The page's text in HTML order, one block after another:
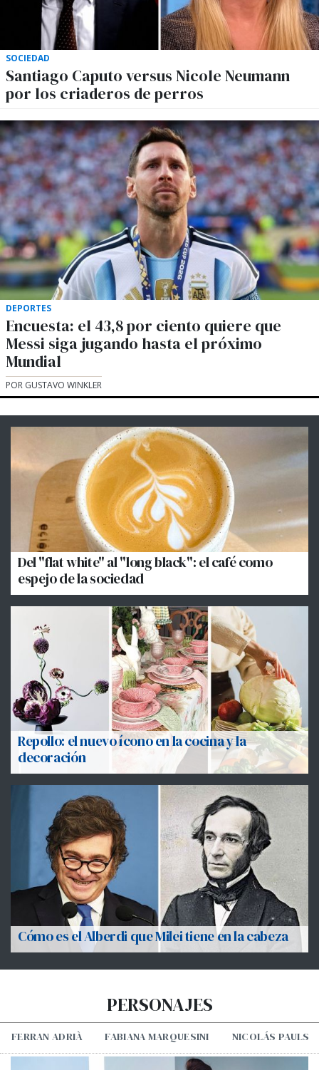
SOCIEDAD
Santiago Caputo versus Nicole Neumann
por los criaderos de perros
DEPORTES
Encuesta: el 43,8 por ciento quiere que
Messi siga jugando hasta el próximo
Mundial
POR GUSTAVO WINKLER
Repollo: el nuevo ícono en la cocina y la
decoración
Del "flat white" al "long black": el café como
espejo de la sociedad
Cómo es el Alberdi que Milei tiene en la cabeza
PERSONAJES
FERRAN ADRIÀ FABIANA MARQUESINI NICOLÁS PAULS